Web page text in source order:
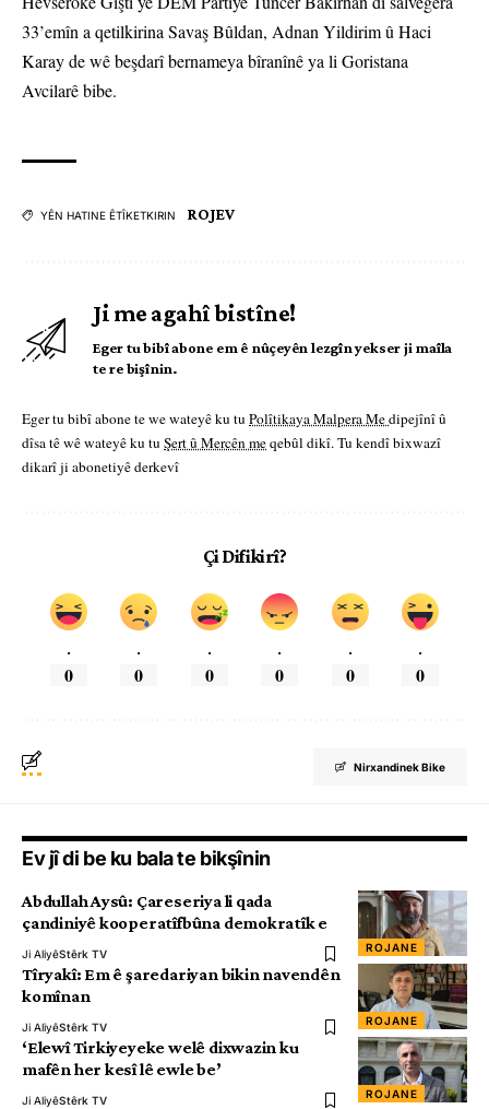
33’emîn a qetilkirina Savaş Bûldan, Adnan Yildirim û Haci
Karay de wê beşdarî bernameya bîranînê ya li Goristana
Avcilarê bibe.
YÊN HATINE ÊTÎKETKIRIN ROJEV
Ji me agahî bistîne!
Eger tu bibî abone em ê nûçeyên lezgîn yekser ji maîla
te re bişînin.
Eger tu bibî abone te we wateyê ku tu Polîtikaya Malpera Medipejînî û
dîsa tê wê wateyê ku tu Şert û Mercên meqebûl dikî. Tu kendî bixwazî
dikarî ji abonetiyê derkevî
Çi Difikirî?
.
0
.
0
.
0
.
0
.
0
.
0
Nirxandinek Bike
Ev jî di be ku bala te bikşînin
ROJANE
Abdullah Aysû: Çareseriya li qada
çandiniyê kooperatîfbûna demokratîk e
Ji AliyêStêrk TV
ROJANE
Tîryakî: Em ê şaredariyan bikin navendên
komînan
Ji AliyêStêrk TV
ROJANE
‘Elewî Tirkiyeyeke welê dixwazin ku
mafên her kesî lê ewle be’
Ji AliyêStêrk TV